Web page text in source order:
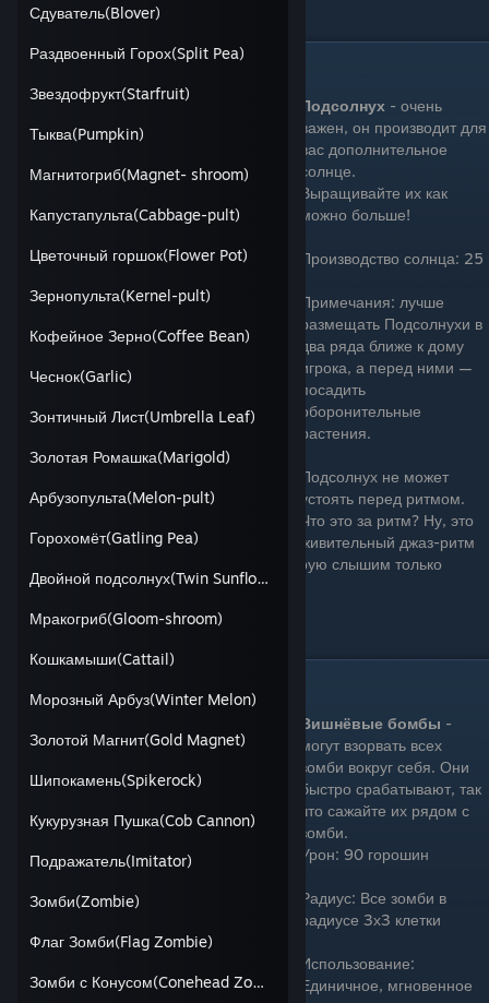
Сдуватель(Blover)
Раздвоенный Горох(Split Pea)
Звездофрукт(Starfruit)
Тыква(Pumpkin)
Магнитогриб(Magnet- shroom)
Капустапульта(Cabbage-pult)
Цветочный горшок(Flower Pot)
Зернопульта(Kernel-pult)
Кофейное Зерно(Coffee Bean)
Чеснок(Garlic)
Зонтичный Лист(Umbrella Leaf)
Золотая Ромашка(Marigold)
Арбузопульта(Melon-pult)
Горохомёт(Gatling Pea)
Двойной подсолнух(Twin Sunflower)
Мракогриб(Gloom-shroom)
Кошкамыши(Cattail)
Морозный Арбуз(Winter Melon)
Золотой Магнит(Gold Magnet)
Шипокамень(Spikerock)
Кукурузная Пушка(Cob Cannon)
Подражатель(Imitator)
Зомби(Zombie)
Флаг Зомби(Flag Zombie)
Зомби с Конусом(Conehead Zombie)
Цена: 100 Зарядка: Быстрая
Подсолнух(Sunflower)
Подсолнух - очень
важен, он производит для
вас дополнительное
солнце.
Выращивайте их как
можно больше!
Производство солнца: 25
Примечания: лучше
размещать Подсолнухи в
два ряда ближе к дому
игрока, а перед ними —
посадить
оборонительные
растения.
Подсолнух не может
устоять перед ритмом.
Что это за ритм? Ну, это
живительный джаз-ритм
самой Земли, бьющийся на частоте, которую слышим только
Подсолнух
Цена: 50 Зарядка: Быстрая
Вишнёвые Бомбы(cherry bomb)
Вишнёвые бомбы -
могут взорвать всех
зомби вокруг себя. Они
быстро срабатывают, так
что сажайте их рядом с
зомби.
Урон: 90 горошин
Радиус: Все зомби в
радиусе 3х3 клетки
Использование:
Единичное, мгновенное